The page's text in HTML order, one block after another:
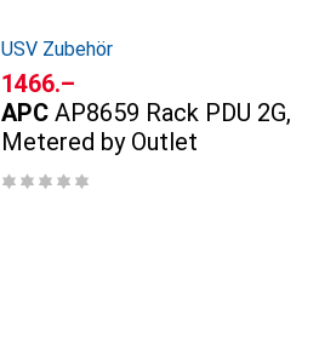
USV Zubehör
CHF
1466.–
APC AP8659 Rack PDU 2G,
Metered by Outlet